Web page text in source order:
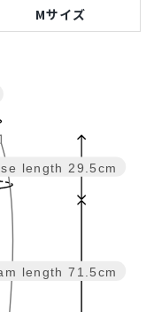
Mサイズ
length 71.5cm
length 29.5cm